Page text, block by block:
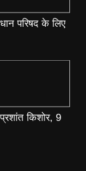
परिषद के लिए
किशोर, 9